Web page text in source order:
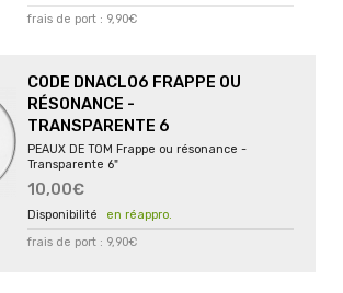
frais de port : 9,90€
CODE DNACL06 FRAPPE OU
RÉSONANCE -
TRANSPARENTE 6
PEAUX DE TOM Frappe ou résonance -
Transparente 6"
10,00€
en réappro.
frais de port : 9,90€